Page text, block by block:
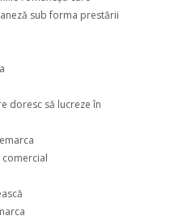
sub forma prestării
doresc să lucreze în